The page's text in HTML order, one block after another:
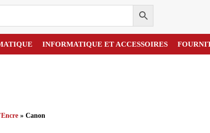
INFORMATIQUE ET ACCESSOIRES
» Canon